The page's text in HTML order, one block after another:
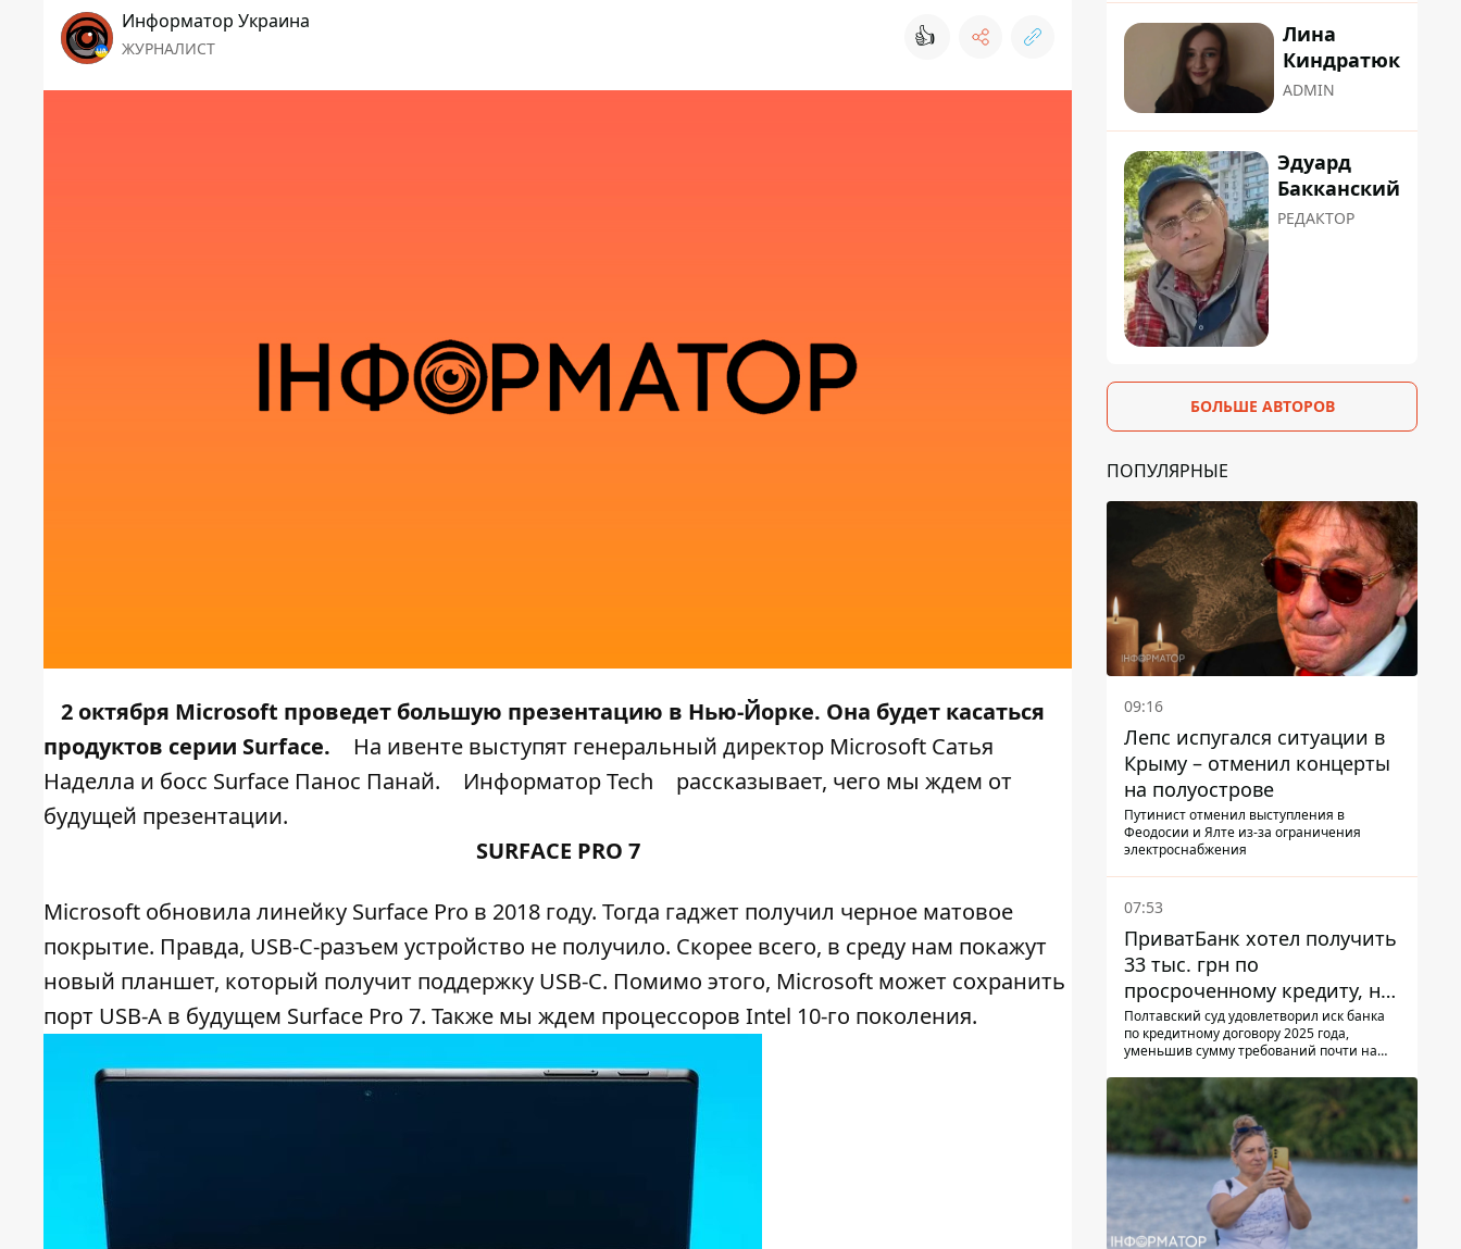
Информатор Украина
ЖУРНАЛИСТ 👍
2 октября Microsoft проведет большую презентацию в Нью-Йорке. Она будет касаться
продуктов серии Surface.
На ивенте выступят генеральный директор Microsoft Сатья
Наделла и босс Surface Панос Панай.
Информатор Tech
рассказывает, чего мы ждем от
будущей презентации.
SURFACE PRO 7
Microsoft обновила линейку Surface Pro в 2018 году. Тогда гаджет получил черное матовое
покрытие. Правда, USB-C-разъем устройство не получило. Скорее всего, в среду нам покажут
новый планшет, который получит поддержку USB-C. Помимо этого, Microsoft может сохранить
порт USB-A в будущем Surface Pro 7. Также мы ждем процессоров Intel 10-го поколения.
Лина
Киндратюк
ADMIN
Эдуард
Бакканский
РЕДАКТОР
БОЛЬШЕ АВТОРОВ
ПОПУЛЯРНЫЕ
09:16
Лепс испугался ситуации в
Крыму – отменил концерты
на полуострове
Путинист отменил выступления в
Феодосии и Ялте из-за ограничения
электроснабжения
07:53
ПриватБанк хотел получить
33 тыс. грн по
просроченному кредиту, но
суд взыскал с должницы
только 22 тыс. грн
Полтавский суд удовлетворил иск банка
по кредитному договору 2025 года,
уменьшив сумму требований почти на